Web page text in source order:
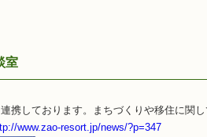
室
携しております。まちづくりや移住に関
www.zao-resort.jp/news/?p=347